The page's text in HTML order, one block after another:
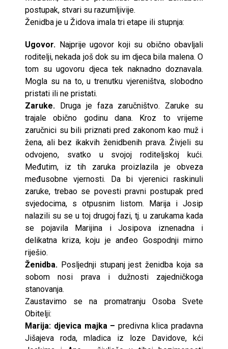
postupak, stvari su razumljivije.
Ženidba je u Židova imala tri etape ili stupnja:
Ugovor. Najprije ugovor koji su obično obavljali
roditelji, nekada još dok su im djeca bila malena. O
tom su ugovoru djeca tek naknadno doznavala.
Mogla su na to, u trenutku vjereništva, slobodno
pristati ili ne pristati.
Zaruke. Druga je faza zaručništvo. Zaruke su
trajale obično godinu dana. Kroz to vrijeme
zaručnici su bili priznati pred zakonom kao muž i
žena, ali bez ikakvih ženidbenih prava. Živjeli su
odvojeno, svatko u svojoj roditeljskoj kući.
Međutim, iz tih zaruka proizlazila je obveza
međusobne vjernosti. Da bi vjerenici raskinuli
zaruke, trebao se povesti pravni postupak pred
svjedocima, s otpusnim listom. Marija i Josip
nalazili su se u toj drugoj fazi, tj. u zarukama kada
se pojavila Marijina i Josipova iznenadna i
delikatna kriza, koju je anđeo Gospodnji mirno
riješio.
Ženidba. Posljednji stupanj jest ženidba koja sa
sobom nosi prava i dužnosti zajedničkoga
stanovanja.
Zaustavimo se na promatranju Osoba Svete
Obitelji:
Marija: djevica majka –predivna klica pradavna
Jišajeva roda, mladica iz loze Davidove, kći